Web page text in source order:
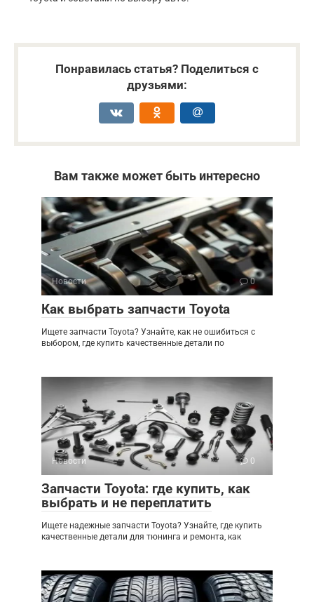
Понравилась статья? Поделиться с
друзьями:
Вам также может быть интересно
Новости 0
Как выбрать запчасти Toyota
Ищете запчасти Toyota? Узнайте, как не ошибиться с
выбором, где купить качественные детали по
Новости 0
Запчасти Toyota: где купить, как
выбрать и не переплатить
Ищете надежные запчасти Toyota? Узнайте, где купить
качественные детали для тюнинга и ремонта, как